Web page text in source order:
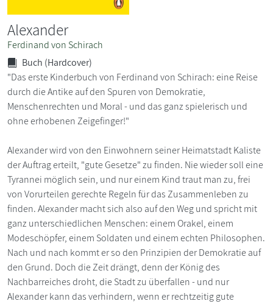
Alexander
Ferdinand von Schirach
Buch (Hardcover)
"Das erste Kinderbuch von Ferdinand von Schirach: eine Reise
durch die Antike auf den Spuren von Demokratie,
Menschenrechten und Moral - und das ganz spielerisch und
ohne erhobenen Zeigefinger!"
Alexander wird von den Einwohnern seiner Heimatstadt Kaliste
der Auftrag erteilt, "gute Gesetze" zu finden. Nie wieder soll eine
Tyrannei möglich sein, und nur einem Kind traut man zu, frei
von Vorurteilen gerechte Regeln für das Zusammenleben zu
finden. Alexander macht sich also auf den Weg und spricht mit
ganz unterschiedlichen Menschen: einem Orakel, einem
Modeschöpfer, einem Soldaten und einem echten Philosophen.
Nach und nach kommt er so den Prinzipien der Demokratie auf
den Grund. Doch die Zeit drängt, denn der König des
Nachbarreiches droht, die Stadt zu überfallen - und nur
Alexander kann das verhindern, wenn er rechtzeitig gute